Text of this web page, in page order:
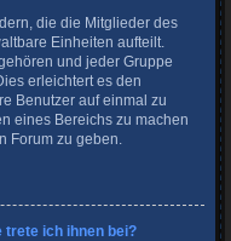
die die Mitglieder des
Einheiten aufteilt.
und jeder Gruppe
erleichtert es den
Benutzer auf einmal zu
eines Bereichs zu machen
Forum zu geben.
trete ich ihnen bei?